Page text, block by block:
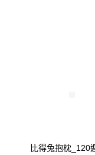
比得兔抱枕_120